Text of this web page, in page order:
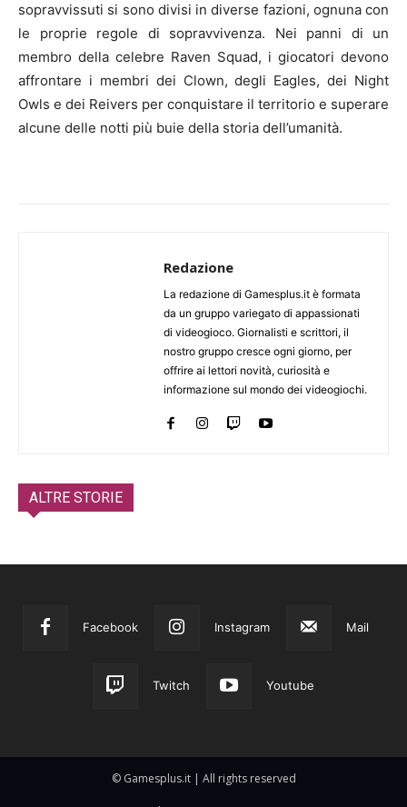
sopravvissuti si sono divisi in diverse fazioni, ognuna con
le proprie regole di sopravvivenza. Nei panni di un
membro della celebre Raven Squad, i giocatori devono
affrontare i membri dei Clown, degli Eagles, dei Night
Owls e dei Reivers per conquistare il territorio e superare
alcune delle notti più buie della storia dell’umanità.
Redazione
La redazione di Gamesplus.it è formata
da un gruppo variegato di appassionati
di videogioco. Giornalisti e scrittori, il
nostro gruppo cresce ogni giorno, per
offrire ai lettori novità, curiosità e
informazione sul mondo dei videogiochi.
ALTRE STORIE
Facebook Instagram Mail
Twitch Youtube
© Gamesplus.it | All rights reserved